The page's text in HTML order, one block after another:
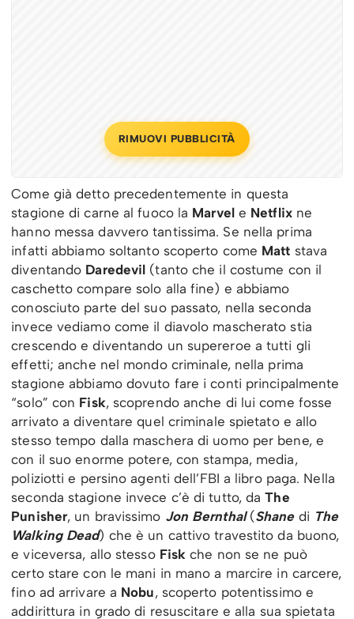
RIMUOVI PUBBLICITÀ
Come già detto precedentemente in questa
stagione di carne al fuoco la Marvele Netflixne
hanno messa davvero tantissima. Se nella prima
infatti abbiamo soltanto scoperto come Matt stava
diventando Daredevil (tanto che il costume con il
caschetto compare solo alla fine) e abbiamo
conosciuto parte del suo passato, nella seconda
invece vediamo come il diavolo mascherato stia
crescendo e diventando un supereroe a tutti gli
effetti; anche nel mondo criminale, nella prima
stagione abbiamo dovuto fare i conti principalmente
“solo” con Fisk, scoprendo anche di lui come fosse
arrivato a diventare quel criminale spietato e allo
stesso tempo dalla maschera di uomo per bene, e
con il suo enorme potere, con stampa, media,
poliziotti e persino agenti dell’FBI a libro paga. Nella
seconda stagione invece c’è di tutto, daThe
Punisher, un bravissimo Jon Bernthal (Shanedi The
Walking Dead) che è un cattivo travestito da buono,
e viceversa, allo stesso Fisk che non se ne può
certo stare con le mani in mano a marcire in carcere,
fino ad arrivare a Nobu, scoperto potentissimo e
addirittura in grado di resuscitare e alla sua spietata